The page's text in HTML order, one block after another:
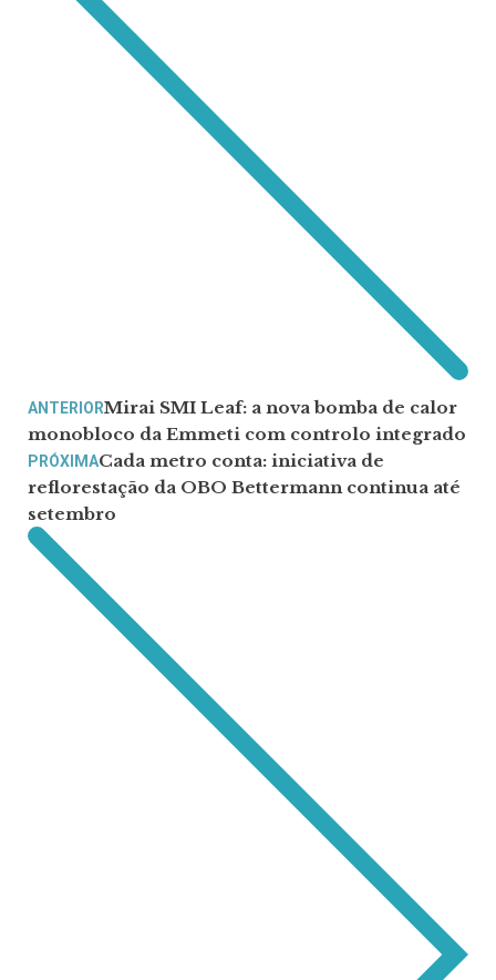
ANTERIORMirai SMI Leaf: a nova bomba de calor
monobloco da Emmeti com controlo integrado
PRÓXIMACada metro conta: iniciativa de
reflorestação da OBO Bettermann continua até
setembro